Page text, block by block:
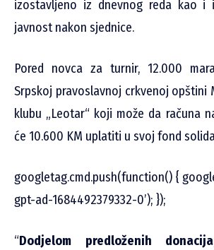
izostavljeno iz dnevnog reda kao i
javnost nakon sjednice.
Pored novca za turnir, 12.000
Srpskoj pravoslavnoj crkvenoj opštini
klubu „Leotar“ koji može da računa
će 10.600 KM uplatiti u svoj fond
googletag.cmd.push(function() {
gpt-ad-1684492379332-0’); });
“Dodjelom predloženih